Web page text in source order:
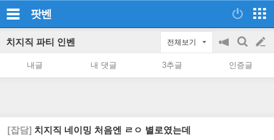
팟벤
치지직 파티 인벤 전체보기
공
on/off
검
색
글
쓰
내글 내 댓글 3추글 인증글
[잡담] 치지직 네이밍 처음엔 ㄹㅇ 별로였는데